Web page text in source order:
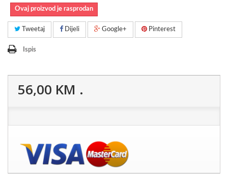
Ovaj proizvod je rasprodan
Tweetaj Dijeli Google+ Pinterest
Ispis
56,00 KM .